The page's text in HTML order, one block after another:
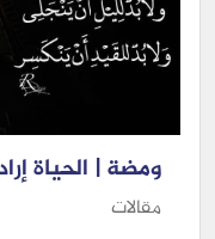
ومضة | الحياة
مقالات